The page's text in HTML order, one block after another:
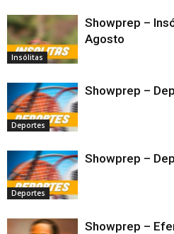
Insólitas
Showprep –
Deportes
Showprep –
Deportes
Showprep –
Showprep –